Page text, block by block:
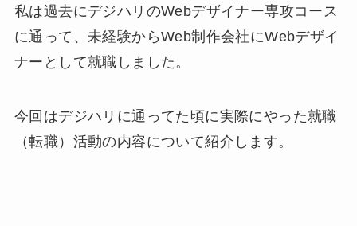
私は過去にデジハリのWebデザイナー専攻コース
に通って、未経験からWeb制作会社にWebデザイ
ナーとして就職しました。
今回はデジハリに通ってた頃に実際にやった就職
（転職）活動の内容について紹介します。